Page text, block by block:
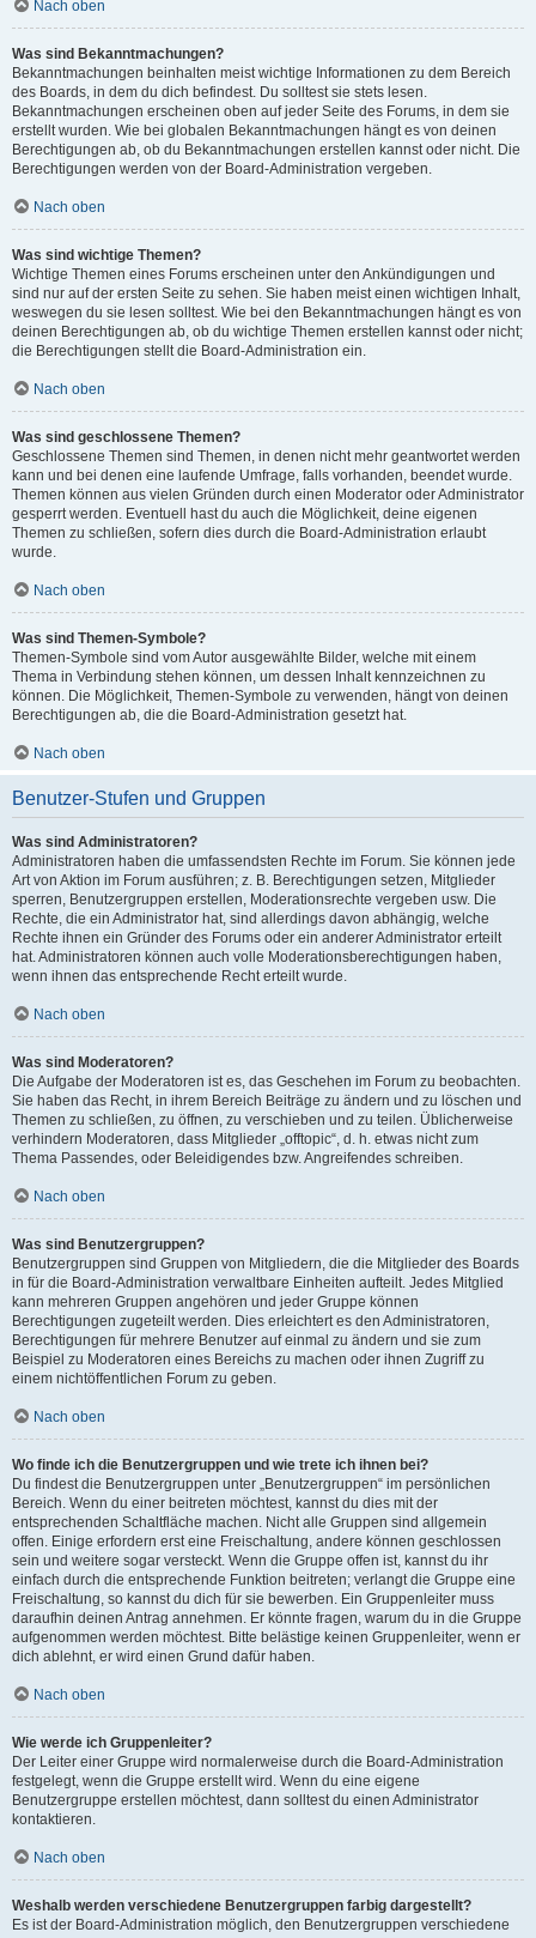
Nach oben
Was sind Bekanntmachungen?
Bekanntmachungen beinhalten meist wichtige Informationen zu dem Bereich
des Boards, in dem du dich befindest. Du solltest sie stets lesen.
Bekanntmachungen erscheinen oben auf jeder Seite des Forums, in dem sie
erstellt wurden. Wie bei globalen Bekanntmachungen hängt es von deinen
Berechtigungen ab, ob du Bekanntmachungen erstellen kannst oder nicht. Die
Berechtigungen werden von der Board-Administration vergeben.
Nach oben
Was sind wichtige Themen?
Wichtige Themen eines Forums erscheinen unter den Ankündigungen und
sind nur auf der ersten Seite zu sehen. Sie haben meist einen wichtigen Inhalt,
weswegen du sie lesen solltest. Wie bei den Bekanntmachungen hängt es von
deinen Berechtigungen ab, ob du wichtige Themen erstellen kannst oder nicht;
die Berechtigungen stellt die Board-Administration ein.
Nach oben
Was sind geschlossene Themen?
Geschlossene Themen sind Themen, in denen nicht mehr geantwortet werden
kann und bei denen eine laufende Umfrage, falls vorhanden, beendet wurde.
Themen können aus vielen Gründen durch einen Moderator oder Administrator
gesperrt werden. Eventuell hast du auch die Möglichkeit, deine eigenen
Themen zu schließen, sofern dies durch die Board-Administration erlaubt
wurde.
Nach oben
Was sind Themen-Symbole?
Themen-Symbole sind vom Autor ausgewählte Bilder, welche mit einem
Thema in Verbindung stehen können, um dessen Inhalt kennzeichnen zu
können. Die Möglichkeit, Themen-Symbole zu verwenden, hängt von deinen
Berechtigungen ab, die die Board-Administration gesetzt hat.
Nach oben
Benutzer-Stufen und Gruppen
Was sind Administratoren?
Administratoren haben die umfassendsten Rechte im Forum. Sie können jede
Art von Aktion im Forum ausführen; z. B. Berechtigungen setzen, Mitglieder
sperren, Benutzergruppen erstellen, Moderationsrechte vergeben usw. Die
Rechte, die ein Administrator hat, sind allerdings davon abhängig, welche
Rechte ihnen ein Gründer des Forums oder ein anderer Administrator erteilt
hat. Administratoren können auch volle Moderationsberechtigungen haben,
wenn ihnen das entsprechende Recht erteilt wurde.
Nach oben
Was sind Moderatoren?
Die Aufgabe der Moderatoren ist es, das Geschehen im Forum zu beobachten.
Sie haben das Recht, in ihrem Bereich Beiträge zu ändern und zu löschen und
Themen zu schließen, zu öffnen, zu verschieben und zu teilen. Üblicherweise
verhindern Moderatoren, dass Mitglieder „offtopic“, d. h. etwas nicht zum
Thema Passendes, oder Beleidigendes bzw. Angreifendes schreiben.
Nach oben
Was sind Benutzergruppen?
Benutzergruppen sind Gruppen von Mitgliedern, die die Mitglieder des Boards
in für die Board-Administration verwaltbare Einheiten aufteilt. Jedes Mitglied
kann mehreren Gruppen angehören und jeder Gruppe können
Berechtigungen zugeteilt werden. Dies erleichtert es den Administratoren,
Berechtigungen für mehrere Benutzer auf einmal zu ändern und sie zum
Beispiel zu Moderatoren eines Bereichs zu machen oder ihnen Zugriff zu
einem nichtöffentlichen Forum zu geben.
Nach oben
Wo finde ich die Benutzergruppen und wie trete ich ihnen bei?
Du findest die Benutzergruppen unter „Benutzergruppen“ im persönlichen
Bereich. Wenn du einer beitreten möchtest, kannst du dies mit der
entsprechenden Schaltfläche machen. Nicht alle Gruppen sind allgemein
offen. Einige erfordern erst eine Freischaltung, andere können geschlossen
sein und weitere sogar versteckt. Wenn die Gruppe offen ist, kannst du ihr
einfach durch die entsprechende Funktion beitreten; verlangt die Gruppe eine
Freischaltung, so kannst du dich für sie bewerben. Ein Gruppenleiter muss
daraufhin deinen Antrag annehmen. Er könnte fragen, warum du in die Gruppe
aufgenommen werden möchtest. Bitte belästige keinen Gruppenleiter, wenn er
dich ablehnt, er wird einen Grund dafür haben.
Nach oben
Wie werde ich Gruppenleiter?
Der Leiter einer Gruppe wird normalerweise durch die Board-Administration
festgelegt, wenn die Gruppe erstellt wird. Wenn du eine eigene
Benutzergruppe erstellen möchtest, dann solltest du einen Administrator
kontaktieren.
Nach oben
Weshalb werden verschiedene Benutzergruppen farbig dargestellt?
Es ist der Board-Administration möglich, den Benutzergruppen verschiedene